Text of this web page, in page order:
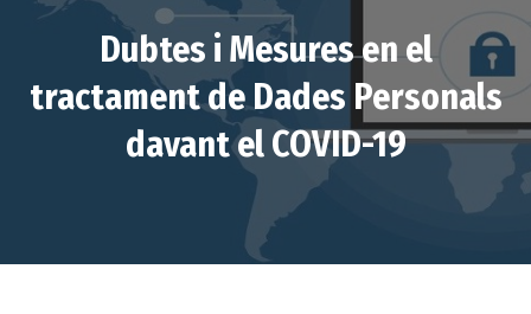
Dubtes i Mesures en el
tractament de Dades Personals
davant el COVID-19